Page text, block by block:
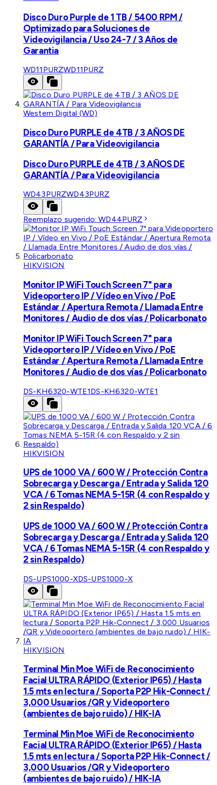
Disco Duro Purple de 1 TB / 5400 RPM /
Optimizado para Soluciones de
Videovigilancia / Uso 24-7 / 3 Años de
Garantia
WD11PURZWD11PURZ
Western Digital (WD)
Disco Duro PURPLE de 4TB / 3 AÑOS DE
GARANTÍA / Para Videovigilancia
Disco Duro PURPLE de 4TB / 3 AÑOS DE
GARANTÍA / Para Videovigilancia
WD43PURZWD43PURZ
Reemplazo sugerido:WD44PURZ
HIKVISION
Monitor IP WiFi Touch Screen 7" para
Videoportero IP / Vídeo en Vivo / PoE
Estándar / Apertura Remota / Llamada Entre
Monitores / Audio de dos vías / Policarbonato
Monitor IP WiFi Touch Screen 7" para
Videoportero IP / Vídeo en Vivo / PoE
Estándar / Apertura Remota / Llamada Entre
Monitores / Audio de dos vías / Policarbonato
DS-KH6320-WTE1DS-KH6320-WTE1
HIKVISION
UPS de 1000 VA / 600 W / Protección Contra
Sobrecarga y Descarga / Entrada y Salida 120
VCA / 6 Tomas NEMA 5-15R (4 con Respaldo y
2 sin Respaldo)
UPS de 1000 VA / 600 W / Protección Contra
Sobrecarga y Descarga / Entrada y Salida 120
VCA / 6 Tomas NEMA 5-15R (4 con Respaldo y
2 sin Respaldo)
DS-UPS1000-XDS-UPS1000-X
HIKVISION
Terminal Min Moe WiFi de Reconocimiento
Facial ULTRA RÁPIDO (Exterior IP65) / Hasta
1.5 mts en lectura / Soporta P2P Hik-Connect /
3,000 Usuarios /QR y Videoportero
(ambientes de bajo ruido) / HIK-IA
Terminal Min Moe WiFi de Reconocimiento
Facial ULTRA RÁPIDO (Exterior IP65) / Hasta
1.5 mts en lectura / Soporta P2P Hik-Connect /
3,000 Usuarios /QR y Videoportero
(ambientes de bajo ruido) / HIK-IA